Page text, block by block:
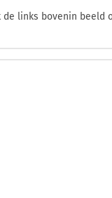
links bovenin beeld